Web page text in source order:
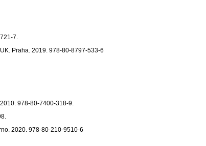
7.
Praha. 2019. 978-80-8797-533-6
978-80-7400-318-9.
2020. 978-80-210-9510-6